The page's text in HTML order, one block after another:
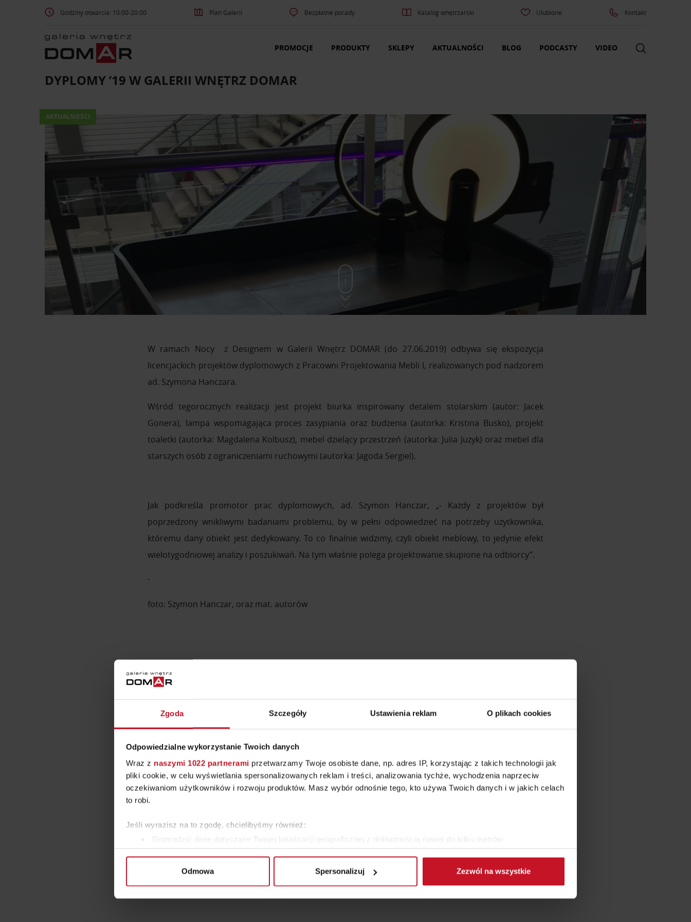
Zgoda Szczegóły Ustawienia reklam O plikach cookies
Odpowiedzialne wykorzystanie Twoich danych
Wraz z naszymi 1022 partnerami przetwarzamy Twoje osobiste dane, np. adres IP, korzystając z takich technologii jak
pliki cookie, w celu wyświetlania spersonalizowanych reklam i treści, analizowania tychże, wychodzenia naprzeciw
oczekiwaniom użytkowników i rozwoju produktów. Masz wybór odnośnie tego, kto używa Twoich danych i w jakich celach
to robi.
Jeśli wyrazisz na to zgodę, chcielibyśmy również:
Gromadzić dane dotyczące Twojej lokalizacji geograficznej z dokładnością nawet do kilku metrów
Identyfikować Twoje urządzenie, aktywnie analizując charakteryzującego je zbiory danych (fingerprinting, czyli
Dowiedz się więcej odnośnie tego, jak Twoje osobiste dane są przetwarzane oraz ustaw własne preferencje w
Odmowa Spersonalizuj Zezwól na wszystkie
Godziny otwarcia: 10:00-20:00 Plan Galerii Bezpłatne porady Katalog wnętrzarski Ulubione Kontakt
PROMOCJE PRODUKTY SKLEPY AKTUALNOŚCI BLOG PODCASTY VIDEO
DYPLOMY ’19 W GALERII WNĘTRZ DOMAR
AKTUALNOŚCI
W ramach Nocy z Designem w Galerii Wnętrz DOMAR (do 27.06.2019) odbywa się ekspozycja
licencjackich projektów dyplomowych z Pracowni Projektowania Mebli I, realizowanych pod nadzorem
ad. Szymona Hanczara.
Wśród tegorocznych realizacji jest projekt biurka inspirowany detalem stolarskim (autor: Jacek
Gonera), lampa wspomagająca proces zasypiania oraz budzenia (autorka: Kristina Busko), projekt
toaletki (autorka: Magdalena Kolbusz), mebel dzielący przestrzeń (autorka: Julia Juzyk) oraz mebel dla
starszych osób z ograniczeniami ruchowymi (autorka: Jagoda Sergiel).
Jak podkreśla promotor prac dyplomowych, ad. Szymon Hanczar, „- Każdy z projektów był
poprzedzony wnikliwymi badaniami problemu, by w pełni odpowiedzieć na potrzeby użytkownika,
któremu dany obiekt jest dedykowany. To co finalnie widzimy, czyli obiekt meblowy, to jedynie efekt
wielotygodniowej analizy i poszukiwań. Na tym właśnie polega projektowanie skupione na odbiorcy”.
foto: Szymon Hanczar, oraz mat. autorów
Zobacz galerię zdjęć